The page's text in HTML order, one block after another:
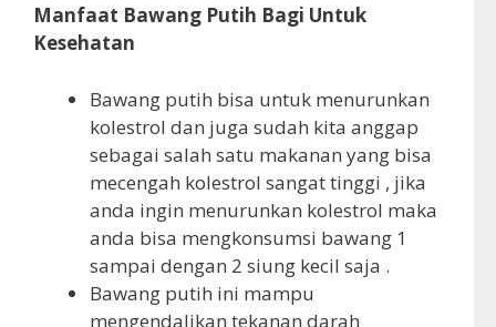
Manfaat Bawang Putih Bagi Untuk
Kesehatan
Bawang putih bisa untuk menurunkan
kolestrol dan juga sudah kita anggap
sebagai salah satu makanan yang bisa
mecengah kolestrol sangat tinggi , jika
anda ingin menurunkan kolestrol maka
anda bisa mengkonsumsi bawang 1
sampai dengan 2 siung kecil saja .
Bawang putih ini mampu
mengendalikan tekanan darah